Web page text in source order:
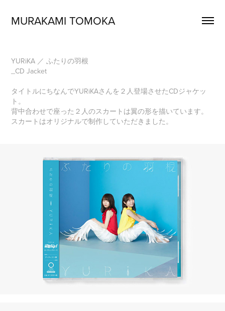
MURAKAMI TOMOKA
YURiKA ／ ふたりの羽根
_CD Jacket
タイトルにちなんでYURiKAさんを２人登場させたCDジャケッ
ト。
背中合わせで座った２人のスカートは翼の形を描いています。
スカートはオリジナルで制作していただきました。